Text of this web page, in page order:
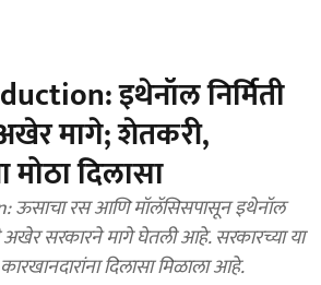
इथेनॉल निर्मिती
मागे; शेतकरी,
मोठा दिलासा
ऊसाचा रस आणि मॉलॅसिसपासून इथेनॉल
अखेर सरकारने मागे घेतली आहे. सरकारच्या या
दिलासा मिळाला आहे.